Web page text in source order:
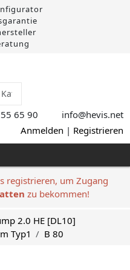
65 90 info@hevis.net
Anmelden | Registrieren
registrieren, um Zugang
zu bekommen!
2.0 HE [DL10]
Typ1 B 80